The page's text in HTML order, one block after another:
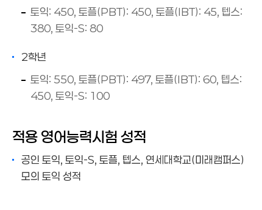
토익: 450, 토플(PBT): 450, 토플(IBT): 45, 텝스:
380, 토익-S: 80
2학년
토익: 550, 토플(PBT): 497, 토플(IBT): 60, 텝스:
450, 토익-S: 100
적용 영어능력시험 성적
공인 토익, 토익-S, 토플, 텝스, 연세대학교(미래캠퍼스)
모의 토익 성적